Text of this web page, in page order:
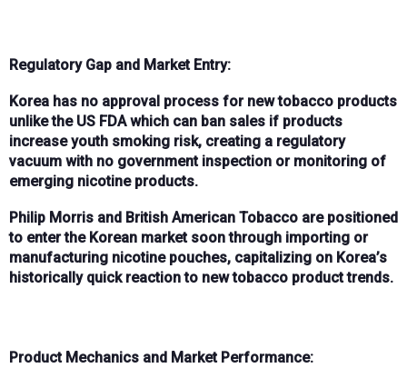
Regulatory Gap and Market Entry:
Korea has no approval process for new tobacco products
unlike the US FDAwhich can ban sales if products
increase youth smoking risk, creating a regulatory
vacuum with no government inspection or monitoring of
emerging nicotine products.
Philip Morris and British American Tobacco are positioned
to enter the Korean marketsoon through importing or
manufacturing nicotine pouches, capitalizing on Korea’s
historically quick reactionto new tobacco product trends.
Product Mechanics and Market Performance: